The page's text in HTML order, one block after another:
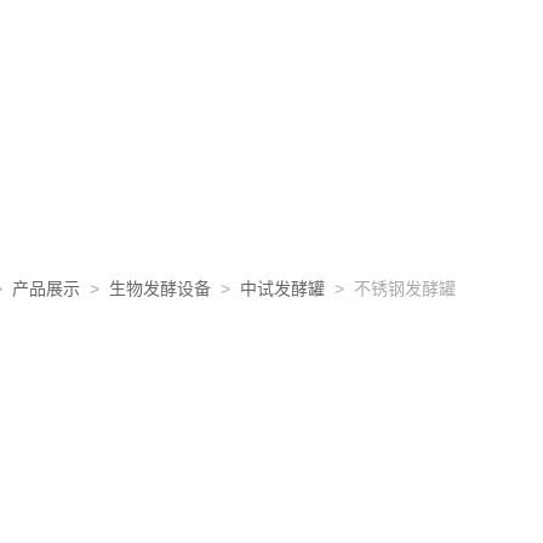
产品展示 > 生物发酵设备 > 中试发酵罐 > 不锈钢发酵罐